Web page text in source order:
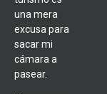
una mera
excusa para
sacar mi
cámara a
pasear.